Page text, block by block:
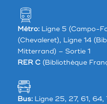
Métro:Ligne 5 (Campo-
(Chevaleret), Ligne 14
Mitterrand) – Sortie 1
RER C(Bibliothèque
Bus:Ligne 25, 27, 61, 64,